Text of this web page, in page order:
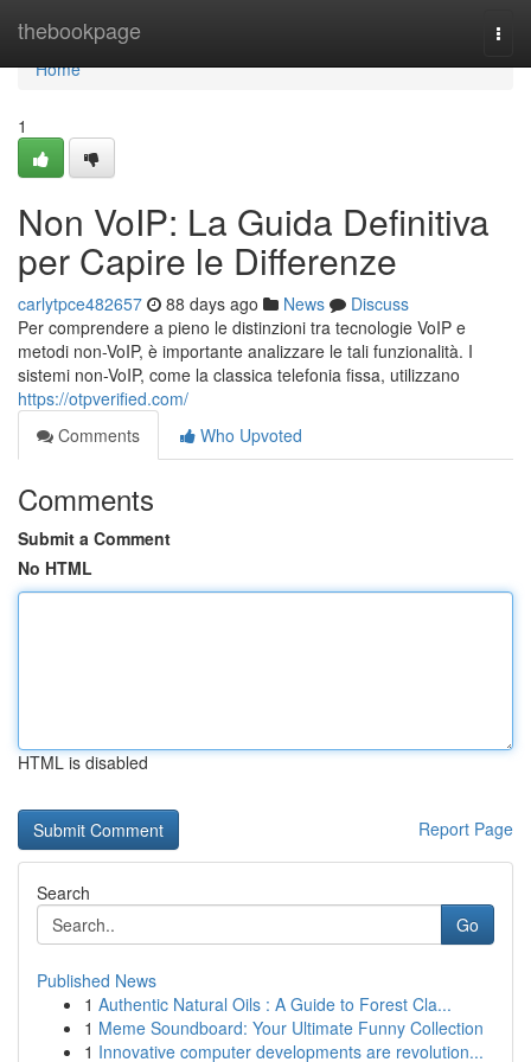
thebookpage
Home
Home
1
Non VoIP: La Guida Definitiva
per Capire le Differenze
carlytpce482657 88 days ago News
Discuss
Per comprendere a pieno le distinzioni tra tecnologie VoIP e
metodi non-VoIP, è importante analizzare le tali funzionalità. I
sistemi non-VoIP, come la classica telefonia fissa, utilizzano
https://otpverified.com/
Comments
Who Upvoted
Comments
Submit a Comment
No HTML
HTML is disabled
Report Page
Search
Go
Published News
1 Authentic Natural Oils : A Guide to Forest Cla...
1 Meme Soundboard: Your Ultimate Funny Collection
1 Innovative computer developments are revolution...